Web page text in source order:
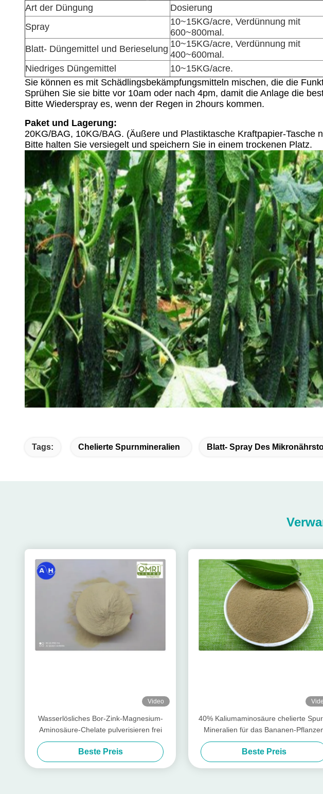
Art der Düngung
Dosierung
Spray
10~15KG/acre, Verdünnung mit
600~800mal.
Blatt- Düngemittel und Berieselung 10~15KG/acre, Verdünnung mit
400~600mal.
Niedriges Düngemittel
10~15KG/acre.
Sie können es mit Schädlingsbekämpfungsmitteln mischen, die die
Sprühen Sie sie bitte vor 10am oder nach 4pm, damit die Anlage die
Bitte Wiederspray es, wenn der Regen in 2hours kommen.
Paket und Lagerung:
20KG/BAG, 10KG/BAG. (Äußere und Plastiktasche Kraftpapier-Tasche
Bitte halten Sie versiegelt und speichern Sie in einem trockenen Platz.
Tags: Chelierte Spurnmineralien Blatt- Spray Des
Video
Wasserlösliches Bor-Zink-Magnesium-
Aminosäure-Chelate pulverisieren frei
Beste Preis
40% Kaliumaminosäure chelierte
Mineralien für das Bananen-
Beste Preis